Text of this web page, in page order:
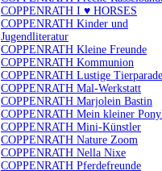
COPPENRATH I ♥ HORSES
COPPENRATH Kinder und
Jugendliteratur
COPPENRATH Kleine Freunde
COPPENRATH Kommunion
COPPENRATH Lustige Tierparade
COPPENRATH Mal-Werkstatt
COPPENRATH Marjolein Bastin
COPPENRATH Mein kleiner
COPPENRATH Mini-Künstler
COPPENRATH Nature Zoom
COPPENRATH Nella Nixe
COPPENRATH Pferdefreunde